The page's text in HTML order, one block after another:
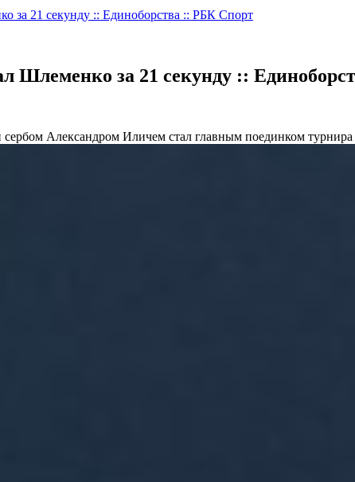
за 21 секунду :: Единоборства :: РБК Спорт
Шлеменко за 21 секунду ::
Александром Иличем стал главным поединком